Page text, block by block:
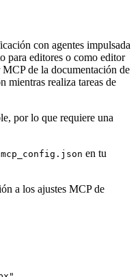
con agentes impulsada
para editores o como editor
de la documentación de
mientras realiza tareas de
por lo que requiere una
en tu
a los ajustes MCP de